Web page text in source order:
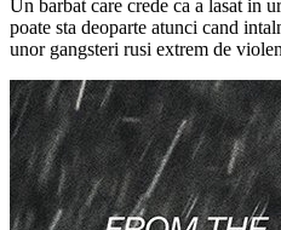
Un barbat care crede ca a lasat in
poate sta deoparte atunci cand
unor gangsteri rusi extrem de